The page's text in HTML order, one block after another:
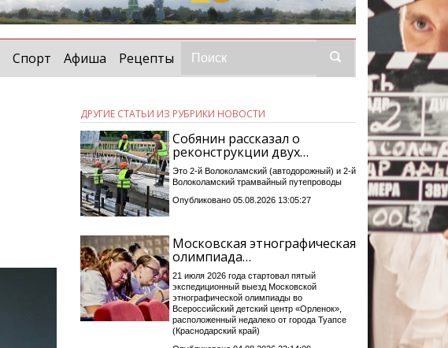
Спорт Афиша Рецепты
ДРУГИЕ СТАТЬИ ИЗ РУБРИКИ НОВОСТИ
Собянин рассказал о
реконструкции двух…
Это 2-й Волоколамский (автодорожный) и 2-й
Волоколамский трамвайный путепроводы
Опубликовано 05.08.2026 13:05:27
Московская этнографическая
олимпиада…
21 июля 2026 года стартовал пятый
экспедиционный выезд Московской
этнографической олимпиады во
Всероссийский детский центр «Орленок»,
расположенный недалеко от города Туапсе
(Краснодарский край)